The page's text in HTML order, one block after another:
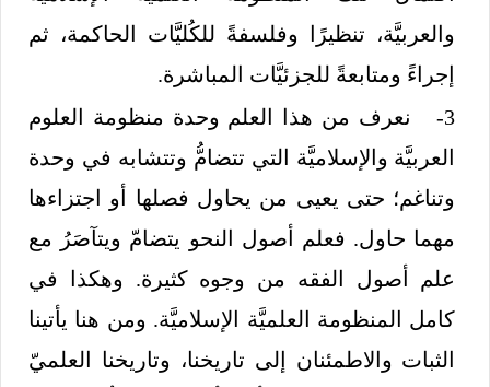
والعربيَّة، تنظيرًا وفلسفةً للكُليَّات الحاكمة، ثم
إجراءً ومتابعةً للجزئيَّات المباشرة.
3- نعرف من هذا العلم وحدة منظومة العلوم
العربيَّة والإسلاميَّة التي تتضامُّ وتتشابه في وحدة
وتناغم؛ حتى يعيى من يحاول فصلها أو اجتزاءها
مهما حاول. فعلم أصول النحو يتضامّ ويتآصَرُ مع
علم أصول الفقه من وجوه كثيرة. وهكذا في
كامل المنظومة العلميَّة الإسلاميَّة. ومن هنا يأتينا
الثبات والاطمئنان إلى تاريخنا، وتاريخنا العلميّ